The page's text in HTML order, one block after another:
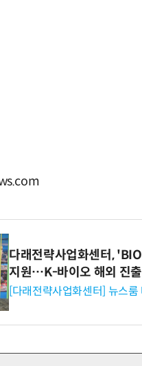
다래전략사업화센터,
지원…K-바이오 해외 진
[다래전략사업화센터] 뉴스룸